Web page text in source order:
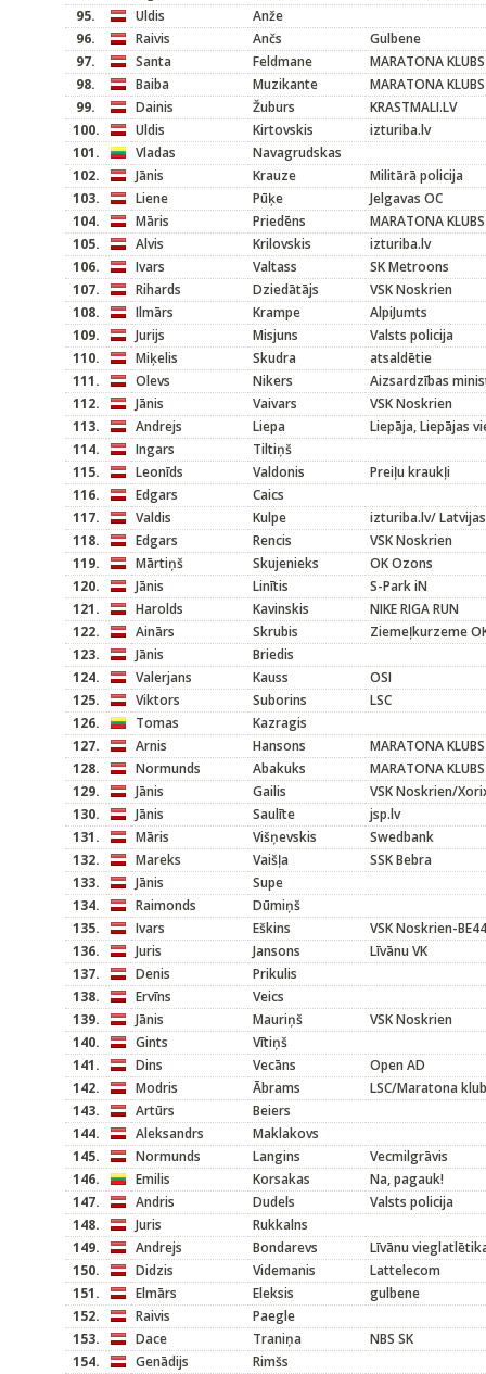
95.
Uldis
Anže
96.
Raivis Ančs
Gulbene
97.
Santa Feldmane
MARATONA KLUBS
98.
Baiba Muzikante
MARATONA KLUBS
99.
Dainis Žuburs
KRASTMALI.LV
100.
Uldis Kirtovskis
izturiba.lv
101.
Vladas
Navagrudskas
102.
Jānis Krauze
Militārā policija
103.
Liene Pūķe
Jelgavas OC
104.
Māris Priedēns
MARATONA KLUBS
105.
Alvis Krilovskis
izturiba.lv
106.
Ivars Valtass
SK Metroons
107.
Rihards Dziedātājs
VSK Noskrien
108.
Ilmārs Krampe
AlpiJumts
109.
Jurijs Misjuns
Valsts policija
110.
Miķelis Skudra
atsaldētie
111.
Olevs Nikers
Aizsardzības
112.
Jānis Vaivars
VSK Noskrien
113.
Andrejs Liepa
Liepāja, Liepājas
114.
Ingars
Tiltiņš
115.
Leonīds Valdonis
Preiļu kraukļi
116.
Edgars
Caics
117.
Valdis Kulpe
izturiba.lv/
118.
Edgars Rencis
VSK Noskrien
119.
Mārtiņš Skujenieks
OK Ozons
120.
Jānis Linītis
S-Park iN
121.
Harolds Kavinskis
NIKE RIGA RUN
122.
Ainārs Skrubis
Ziemeļkurzeme
123.
Jānis
Briedis
124.
Valerjans Kauss
OSI
125.
Viktors Suborins
LSC
126.
Tomas
Kazragis
127.
Arnis Hansons
MARATONA KLUBS
128.
Normunds Abakuks
MARATONA KLUBS
129.
Jānis Gailis
VSK Noskrien/
130.
Jānis Saulīte
jsp.lv
131.
Māris Višņevskis
Swedbank
132.
Mareks Vaišļa
SSK Bebra
133.
Jānis
Supe
134.
Raimonds
Dūmiņš
135.
Ivars Eškins
VSK Noskrien-BE44
136.
Juris Jansons
Līvānu VK
137.
Denis
Prikulis
138.
Ervīns
Veics
139.
Jānis Mauriņš
VSK Noskrien
140.
Gints
Vītiņš
141.
Dins Vecāns
Open AD
142.
Modris Ābrams
LSC/Maratona
143.
Artūrs
Beiers
144.
Aleksandrs
Maklakovs
145.
Normunds Langins
Vecmilgrāvis
146.
Emilis Korsakas
Na, pagauk!
147.
Andris Dudels
Valsts policija
148.
Juris
Rukkalns
149.
Andrejs Bondarevs
Līvānu
150.
Didzis Videmanis
Lattelecom
151.
Elmārs Eleksis
gulbene
152.
Raivis
Paegle
153.
Dace Traniņa
NBS SK
154.
Genādijs Rimšs